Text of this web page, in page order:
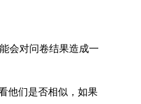
会对问卷结果造成一
他们是否相似，如果